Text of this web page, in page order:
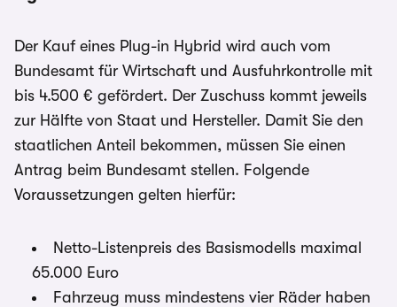
Der Kauf eines Plug-in Hybrid wird auch vom
Bundesamt für Wirtschaft und Ausfuhrkontrolle mit
bis 4.500 € gefördert. Der Zuschuss kommt jeweils
zur Hälfte von Staat und Hersteller. Damit Sie den
staatlichen Anteil bekommen, müssen Sie einen
Antrag beim Bundesamt stellen. Folgende
Voraussetzungen gelten hierfür:
Netto-Listenpreis des Basismodells maximal
65.000 Euro
Fahrzeug muss mindestens vier Räder haben